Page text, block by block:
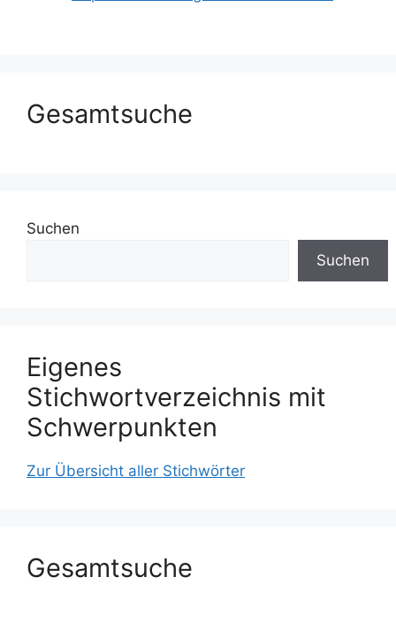
Gesamtsuche
Suchen
Suchen
Eigenes
Stichwortverzeichnis mit
Schwerpunkten
Zur Übersicht aller Stichwörter
Gesamtsuche